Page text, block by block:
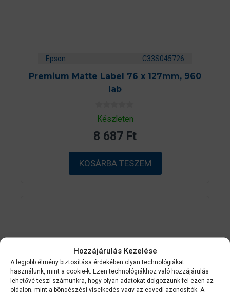
Hozzájárulás Kezelése
A legjobb élmény biztosítása érdekében olyan technológiákat
használunk, mint a cookie-k. Ezen technológiákhoz való hozzájárulás
lehetővé teszi számunkra, hogy olyan adatokat dolgozzunk fel ezen az
oldalon, mint a böngészési viselkedés vagy az egyedi azonosítók. A
Epson C33S045726
Premium Matte Label 76 x 127mm, 960
lab
0
a
5
b
ő
l
Készleten
8 687 Ft
KOSÁRBA TESZEM